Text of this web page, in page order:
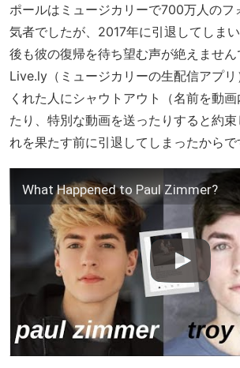
ポールはミュージカリーで700万人のフ
気者でしたが、2017年に引退してしま
後も彼の復帰を待ち望む声が絶えません
Live.ly（ミュージカリーの生配信アプ
くれた人にシャウトアウト（名前を動
たり、特別な動画を送ったりすると約
れを果たす前に引退してしまったからで
What Happened to Paul Zimmer?